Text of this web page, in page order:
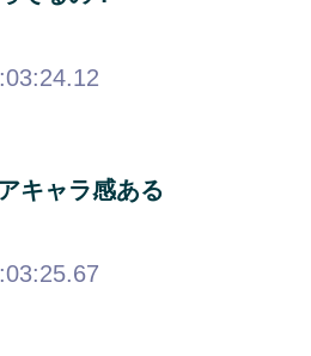
キャラ感ある